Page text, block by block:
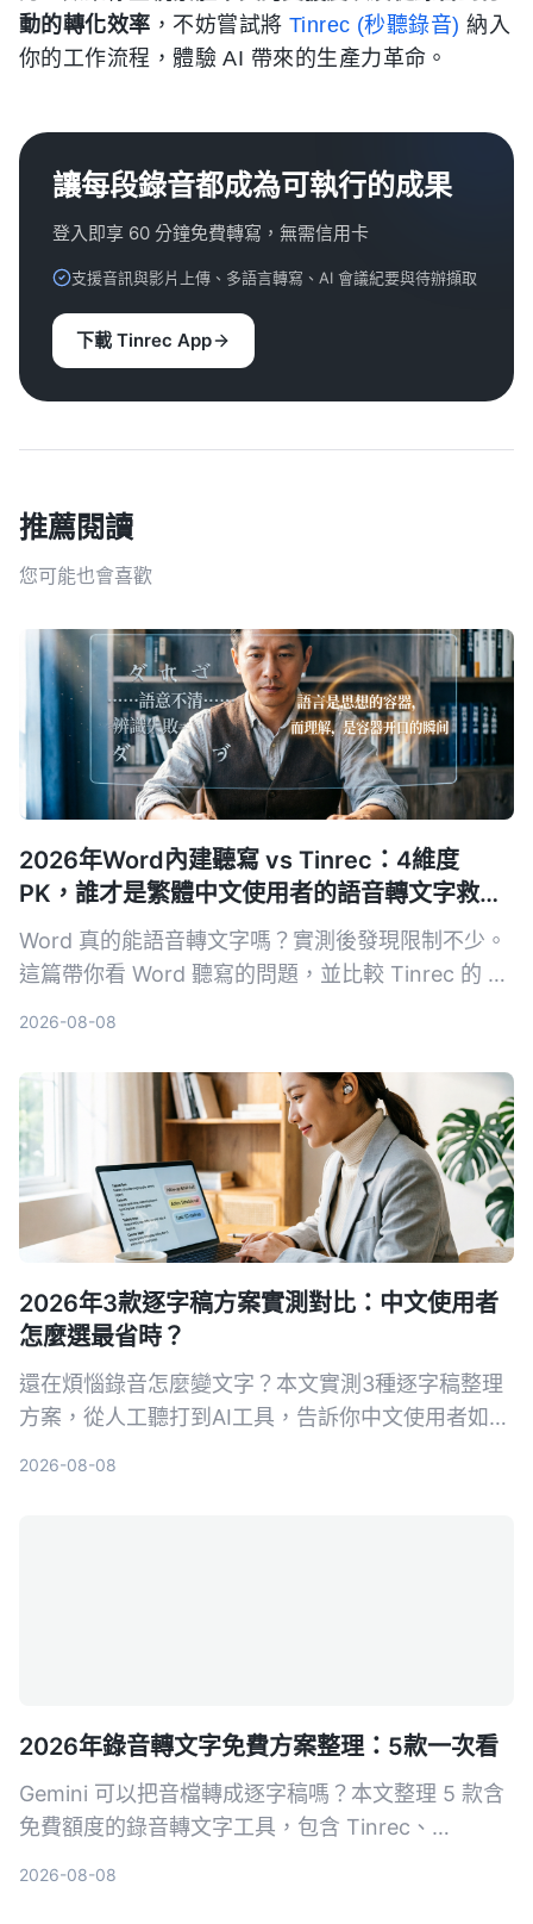
動的轉化效率 ，不妨嘗試將 Tinrec (秒聽錄音) 納入
你的工作流程，體驗 AI 帶來的生產力革命。
讓每段錄音都成為可執行的成果
登入即享 60 分鐘免費轉寫，無需信用卡
支援音訊與影片上傳、多語言轉寫、AI 會議紀要與待辦擷取
下載 Tinrec App
推薦閱讀
您可能也會喜歡
2026年Word內建聽寫 vs Tinrec：4維度
PK，誰才是繁體中文使用者的語音轉文字救
星？
Word 真的能語音轉文字嗎？實測後發現限制不少。
這篇帶你看 Word 聽寫的問題，並比較 Tinrec 的 AI
2026-08-08
2026年3款逐字稿方案實測對比：中文使用者
怎麼選最省時？
還在煩惱錄音怎麼變文字？本文實測3種逐字稿整理
方案，從人工聽打到AI工具，告訴你中文使用者如何
2026-08-08
2026年錄音轉文字免費方案整理：5款一次看
Gemini 可以把音檔轉成逐字稿嗎？本文整理 5 款含
免費額度的錄音轉文字工具，包含 Tinrec、
2026-08-08